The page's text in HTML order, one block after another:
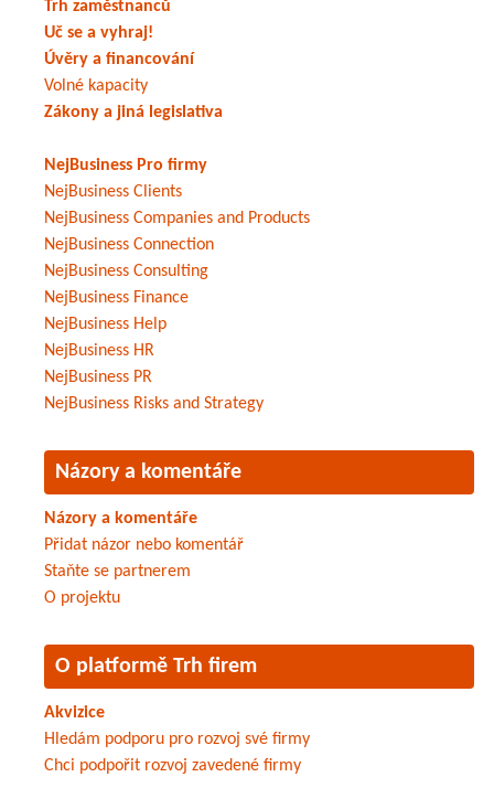
Trh zaměstnanců
Uč se a vyhraj!
Úvěry a financování
Volné kapacity
Zákony a jiná legislativa
NejBusiness Pro firmy
NejBusiness Clients
NejBusiness Companies and Products
NejBusiness Connection
NejBusiness Consulting
NejBusiness Finance
NejBusiness Help
NejBusiness HR
NejBusiness PR
NejBusiness Risks and Strategy
Názory a komentáře
Názory a komentáře
Přidat názor nebo komentář
Staňte se partnerem
O projektu
O platformě Trh firem
Akvizice
Hledám podporu pro rozvoj své firmy
Chci podpořit rozvoj zavedené firmy